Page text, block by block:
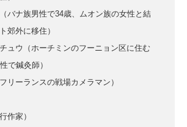
バナ族男性で34歳、ムオン族の女性と結
郊外に移住）
ュウ（ホーチミンのフーニョン区に住む
で鍼灸師）
リーランスの戦場カメラマン）
作家）